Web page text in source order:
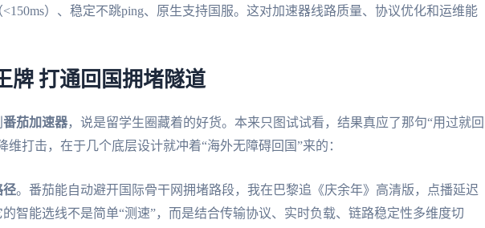
）、稳定不跳ping、原生支持国服。这对加速器线路质量、协议优化和运维能
牌 打通回国拥堵隧道
番茄加速器，说是留学生圈藏着的好货。本来只图试试看，结果真应了那句“用过就回
维打击，在于几个底层设计就冲着“海外无障碍回国”来的：
径。番茄能自动避开国际骨干网拥堵路段，我在巴黎追《庆余年》高清版，点播延迟
智能选线不是简单“测速”，而是结合传输协议、实时负载、链路稳定性多维度切